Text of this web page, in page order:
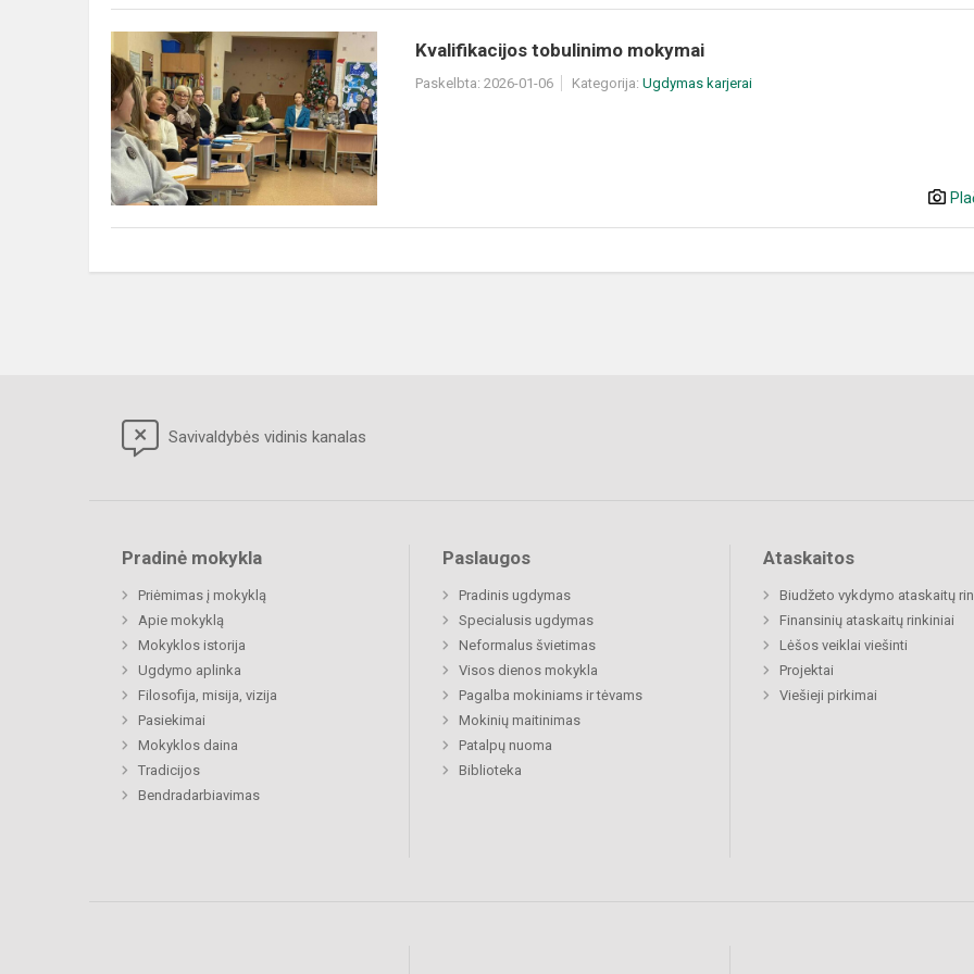
Kvalifikacijos
tobulinimo
mokymai
Kvalifikacijos tobulinimo mokymai
Paskelbta: 2026-01-06 Kategorija: Ugdymas karjerai
Savivaldybės vidinis kanalas
Pradinė mokykla
Priėmimas į mokyklą
Apie mokyklą
Mokyklos istorija
Ugdymo aplinka
Filosofija, misija, vizija
Pasiekimai
Mokyklos daina
Tradicijos
Bendradarbiavimas
Paslaugos
Pradinis ugdymas
Specialusis ugdymas
Neformalus švietimas
Visos dienos mokykla
Pagalba mokiniams ir tėvams
Mokinių maitinimas
Patalpų nuoma
Biblioteka
Ataskaitos
Biudžeto vykdymo ataskaitų
Finansinių ataskaitų rinkiniai
Lėšos veiklai viešinti
Projektai
Viešieji pirkimai